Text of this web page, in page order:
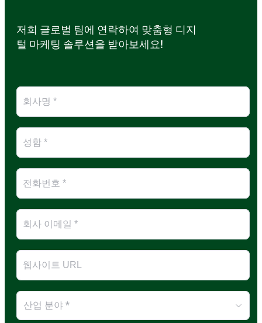
저희 글로벌 팀에 연락하여 맞춤형 디지
털 마케팅 솔루션을 받아보세요!
산업 분야 *